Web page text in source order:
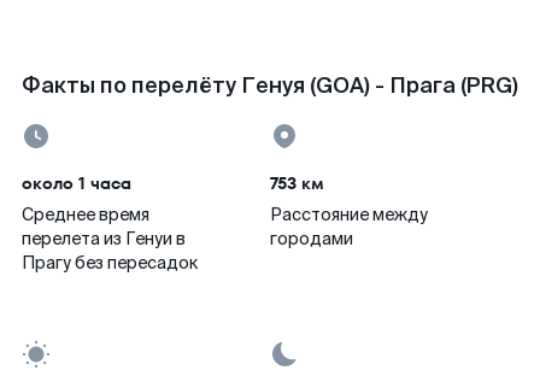
Факты по перелёту Генуя (GOA) - Прага (PRG)
около 1 часа
Среднее время
перелета из Генуи в
Прагу без пересадок
753 км
Расстояние между
городами